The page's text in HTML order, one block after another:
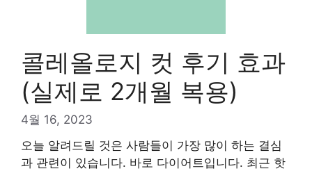
콜레올로지 컷 후기 효과
(실제로 2개월 복용)
4월 16, 2023
오늘 알려드릴 것은 사람들이 가장 많이 하는 결심
과 관련이 있습니다. 바로 다이어트입니다. 최근 핫